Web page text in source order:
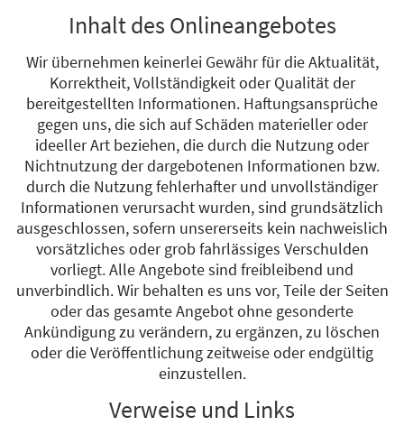
Inhalt des Onlineangebotes
Wir übernehmen keinerlei Gewähr für die Aktualität,
Korrektheit, Vollständigkeit oder Qualität der
bereitgestellten Informationen. Haftungsansprüche
gegen uns, die sich auf Schäden materieller oder
ideeller Art beziehen, die durch die Nutzung oder
Nichtnutzung der dargebotenen Informationen bzw.
durch die Nutzung fehlerhafter und unvollständiger
Informationen verursacht wurden, sind grundsätzlich
ausgeschlossen, sofern unsererseits kein nachweislich
vorsätzliches oder grob fahrlässiges Verschulden
vorliegt. Alle Angebote sind freibleibend und
unverbindlich. Wir behalten es uns vor, Teile der Seiten
oder das gesamte Angebot ohne gesonderte
Ankündigung zu verändern, zu ergänzen, zu löschen
oder die Veröffentlichung zeitweise oder endgültig
einzustellen.
Verweise und Links